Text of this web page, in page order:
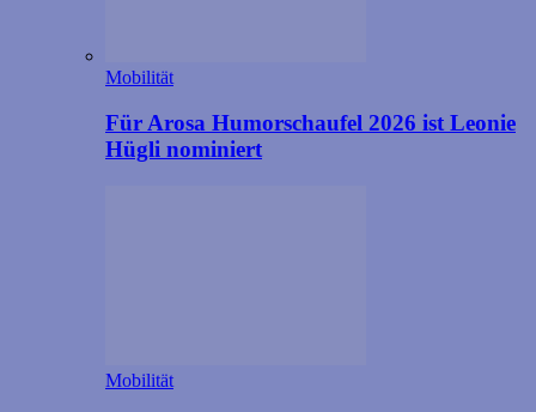
Mobilität
Für Arosa Humorschaufel 2026 ist Leonie
Hügli nominiert
Mobilität